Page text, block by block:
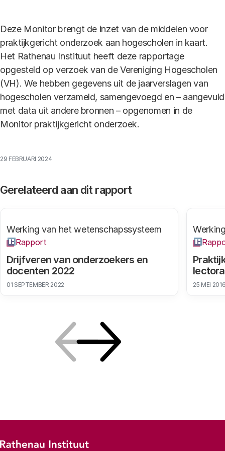
Deze Monitor brengt de inzet van de middelen voor
praktijkgericht onderzoek aan hogescholen in kaart.
Het Rathenau Instituut heeft deze rapportage
opgesteld op verzoek van de Vereniging Hogescholen
(VH). We hebben gegevens uit de jaarverslagen van
hogescholen verzameld, samengevoegd en – aangevuld
met data uit andere bronnen – opgenomen in de
Monitor praktijkgericht onderzoek.
29 FEBRUARI 2024
Gerelateerd aan dit rapport
Drijfveren van onderzoekers en
docenten 2022
Werking van het wetenschapssysteem
Rapport
01 SEPTEMBER 2022 25 MEI
Footer-menu